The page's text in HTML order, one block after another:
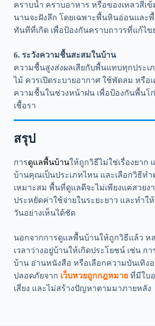
คราบน้ำ คราบอาหาร หรือของเหลวสีเ
นานจะฝังลึก โดยเฉพาะพื้นหินอ่อนและ
ทันทีที่เกิด เพื่อป้องกันคราบถาวรที่แก้ไข
6. ระวังความชื้นสะสมในบ้าน
ความชื้นสูงส่งผลเสียกับพื้นแทบทุกประเ
ไม้ ควรเปิดระบายอากาศ ใช้พัดลม หรือ
ความชื้นในช่วงหน้าฝน เพื่อป้องกันพื้นโ
เชื้อรา
สรุป
การดูแลพื้นบ้านให้ถูกวิธีไม่ใช่เรื่องยาก
บ้านคุณเป็นประเภทไหน และเลือกวิธีท
เหมาะสม พื้นที่ดูแลดีจะไม่เพียงแค่สวยง
ประหยัดค่าใช้จ่ายในระยะยาว และทำ
วันอย่างเห็นได้ชัด
นอกจากการดูแลพื้นบ้านให้ถูกวิธีแล้ว ห
เวลาว่างอยู่บ้านให้เกิดประโยชน์ เช่น ก
บ้าน อ่านหนังสือ หรือเลือกความบันเทิง
ปลอดภัยจาก เว็บหวยถูกกฎหมายที่มีใบ
เสี่ยง และไม่สร้างปัญหาตามมาภายหลัง